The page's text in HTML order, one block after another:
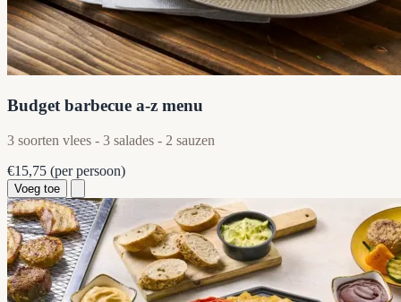
Budget barbecue a-z menu
3 soorten vlees - 3 salades - 2 sauzen
€15,75 (per persoon)
Voeg toe